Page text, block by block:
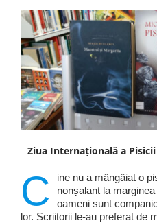
Ziua Internațională a Pisicii
C
ine nu a mângâiat o
nonșalant la
oameni sunt
lor. Scriitorii le-au preferat de